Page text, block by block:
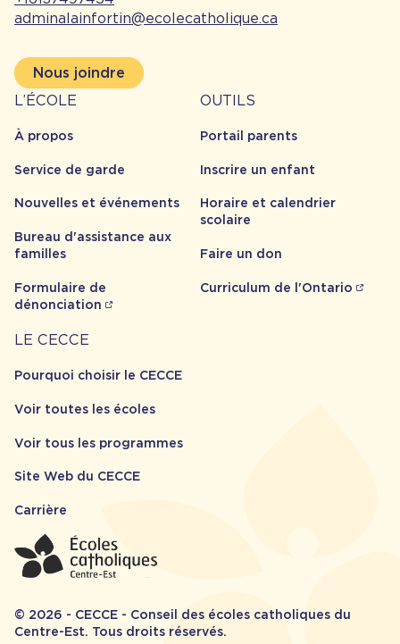
adminalainfortin@ecolecatholique.ca
Nous joindre
À
propos
L’ÉCOLE
À propos
Service de garde
Nouvelles et événements
Bureau d'assistance aux
familles
Formulaire de
dénonciation
Outils
OUTILS
Portail parents
Inscrire un enfant
Horaire et calendrier
scolaire
Faire un don
Curriculum de l'Ontario
Carrière
LE CECCE
Pourquoi choisir le CECCE
Voir toutes les écoles
Voir tous les programmes
Site Web du CECCE
Carrière
© 2026 - CECCE - Conseil des écoles catholiques du
Centre-Est. Tous droits réservés.